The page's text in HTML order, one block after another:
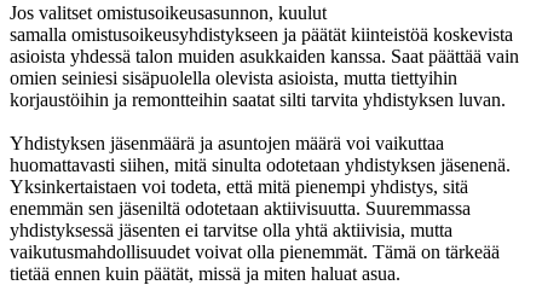
Jos valitset omistusoikeusasunnon, kuulut
samalla omistusoikeusyhdistykseen ja päätät kiinteistöä koskevista
asioista yhdessä talon muiden asukkaiden kanssa. Saat päättää vain
omien seiniesi sisäpuolella olevista asioista, mutta tiettyihin
korjaustöihin ja remontteihin saatat silti tarvita yhdistyksen luvan.
Yhdistyksen jäsenmäärä ja asuntojen määrä voi vaikuttaa
huomattavasti siihen, mitä sinulta odotetaan yhdistyksen jäsenenä.
Yksinkertaistaen voi todeta, että mitä pienempi yhdistys, sitä
enemmän sen jäseniltä odotetaan aktiivisuutta. Suuremmassa
yhdistyksessä jäsenten ei tarvitse olla yhtä aktiivisia, mutta
vaikutusmahdollisuudet voivat olla pienemmät. Tämä on tärkeää
tietää ennen kuin päätät, missä ja miten haluat asua.